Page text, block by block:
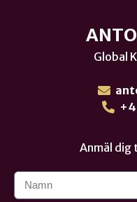
Global
Anmäl dig